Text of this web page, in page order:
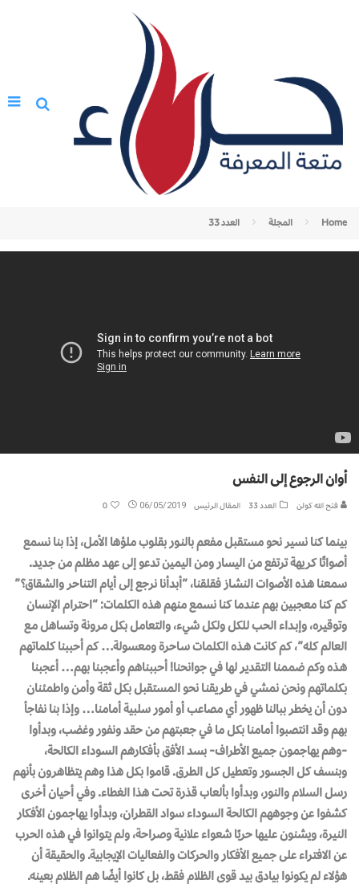
Home المجلة العدد 33
أوان الرجوع إلى النفس
فتح الله كولن العدد 33 المقال الرئيس 06/05/2019
0
بينما كنا نسير نحو مستقبل مفعم بالنـور بقلوب ملؤها الأمل، إذا بنا نسمع
أصواتًا كريهة ترتفع من اليسار ومن اليمين تدعو إلى عهد مظلم من جديد.
سمعنا هذه الأصوات النشـاز فقلقنا، “أبدأنا نرجع إلى أيام التناحر والشقاق؟”
كم كنا معجبين بهم عندما كنا نسمع منهم هذه الكلمات: “احترام الإنسان
وتوقيره، وإبـداء الحب للكل ولكل شيء، والتعامل بكل مرونة وتساهل مـع
العالم كله”، كم كانت هـذه الكلمات سـاحرة ومعسولة… كم أحببنا كلماتهم
هـذه وكم ضممنا التقدير لها في جوانحنا! أحببناهم وأعجبنا بهم… أعجبنا
بكلماتهم ونحن نمشي في طريقنـا نحو المستقبل بكل ثقة وأمن واطمئنان
دون أن يخطر ببالنا ظهور أي مصاعب أو أمور سلبية أمامنا… وإذا بنا نفاجأ
بهم وقد انتصبوا أمامنا بكل ما في جعبتهم من حقد ونفور وغضب، وبدأوا
-وهم يهاجمون جميع الأطراف- بسد الأفق بأفكارهم السوداء الكالحة،
وبنسف كل الجسور وتعطيل كل الطرق. قاموا بكل هذا وهم يتظاهرون بأنهم
رسل السلام والنور، وبدأوا بألعاب قذرة تحت هذا الغطاء. وفي أحيان أخرى
كشفوا عن وجوههم الكالحة السوداء سواد القطران، وبدأوا يهاجمون الأفكار
النيرة، ويشنون عليها حربًا شعواء علانية وصراحة، ولم يتوانوا في هذه الحرب
عن الافتراء على جميع الأفكار والحركات والفعاليات الإيجابية. والحقيقة أن
هؤلاء لم يكونوا بيادق بيد قوى الظلام فقط، بل كانوا أيضًا هم الظلام بعينه.